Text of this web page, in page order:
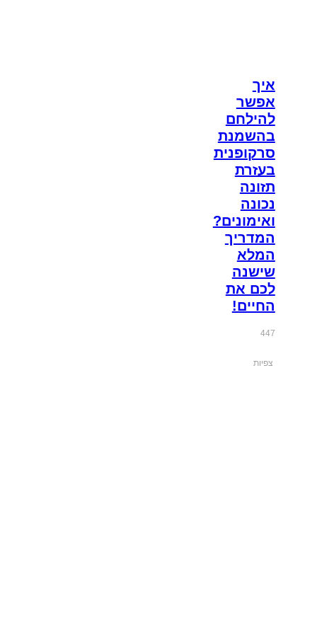
איך
אפשר
להילחם
בהשמנת
סרקופנית
בעזרת
תזונה
נכונה
ואימונים?
המדריך
המלא
שישנה
לכם את
החיים!
447
צפיות